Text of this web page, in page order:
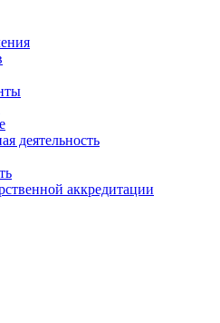
деятельность
аккредитации